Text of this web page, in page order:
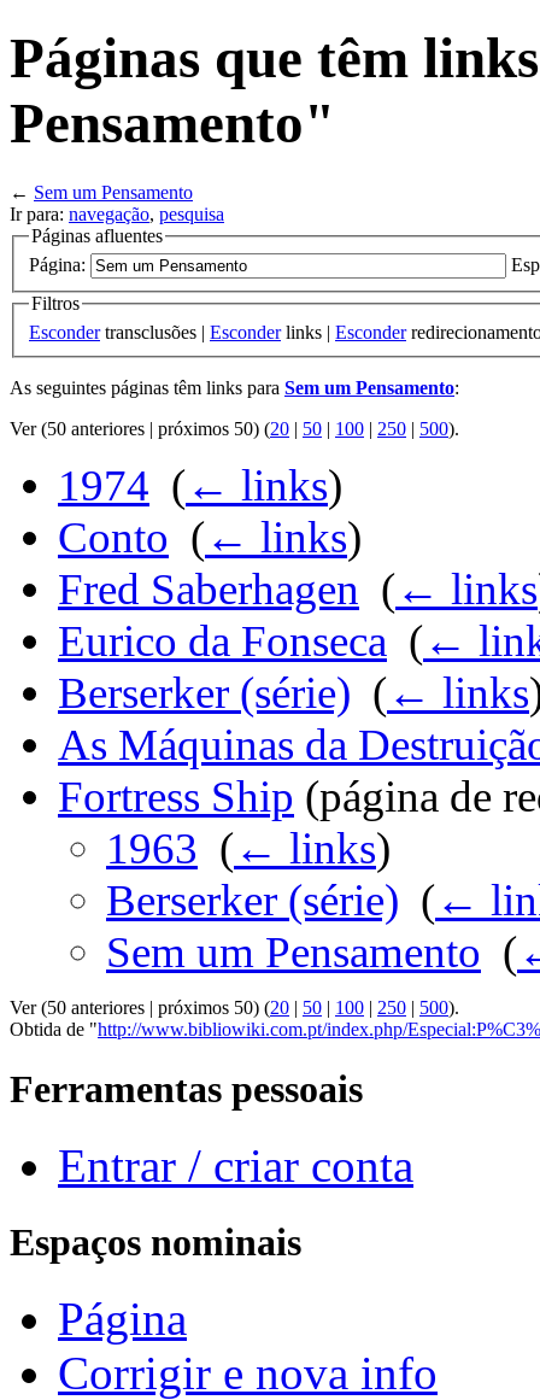
Páginas que têm
Pensamento"
← Sem um Pensamento
Ir para: navegação, pesquisa
Páginas afluentes
Página:
Filtros
Escondertransclusões | Esconderlinks | Esconder
As seguintes páginas têm links para Sem um Pensamento:
Ver (50 anteriores | próximos 50) (20 | 50 | 100 | 250 | 500).
1974 (← links)
Conto (← links)
Fred Saberhagen (← links
Eurico da Fonseca (←
Berserker (série) (← links
As Máquinas da
Fortress Ship (página de
1963 (← links)
Berserker (série) (←
Sem um Pensamento (
Ver (50 anteriores | próximos 50) (20 | 50 | 100 | 250 | 500).
Obtida de "http://www.bibliowiki.com.pt/index.php/
Ferramentas pessoais
Entrar / criar conta
Espaços nominais
Página
Corrigir e nova info